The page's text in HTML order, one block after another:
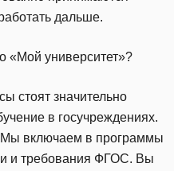
дальше.
«Мой университет»?
стоят значительно
в госучреждениях.
включаем в программы
и требования ФГОС. Вы